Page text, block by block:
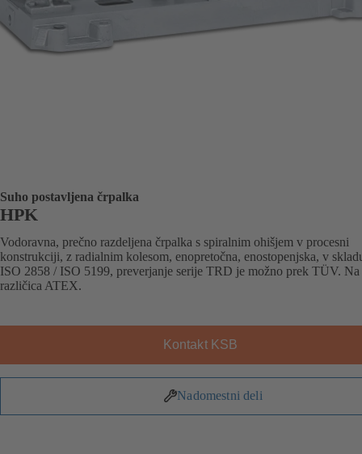
Suho postavljena črpalka
HPK
Vodoravna, prečno razdeljena črpalka s spiralnim ohišjem v procesni
konstrukciji, z radialnim kolesom, enopretočna, enostopenjska, v
ISO 2858 / ISO 5199, preverjanje serije TRD je možno prek TÜV.
različica ATEX.
Kontakt KSB
Nadomestni deli